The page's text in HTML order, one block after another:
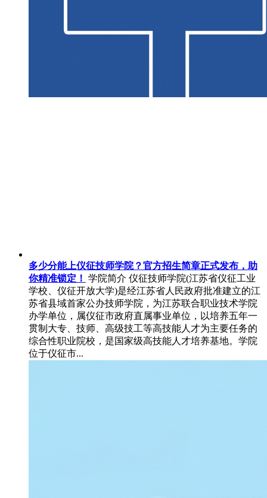
多少分能上仪征技师学院？官方招生简章正式发布，助
你精准锁定！ 学院简介 仪征技师学院(江苏省仪征工业
学校、仪征开放大学)是经江苏省人民政府批准建立的江
苏省县域首家公办技师学院，为江苏联合职业技术学院
办学单位，属仪征市政府直属事业单位，以培养五年一
贯制大专、技师、高级技工等高技能人才为主要任务的
综合性职业院校，是国家级高技能人才培养基地。学院
位于仪征市...